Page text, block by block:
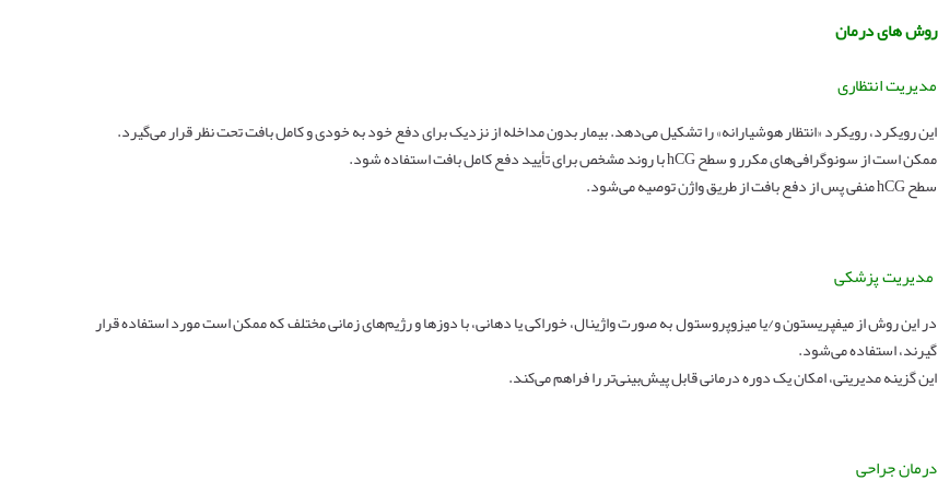
روش های درمان
مدیریت انتظاری
این رویکرد، رویکرد «انتظار هوشیارانه» را تشکیل می‌دهد. بیمار بدون مداخله از نزدیک برای دفع خود به خودی و کامل بافت تحت نظر قرار می‌گیرد.
ممکن است از سونوگرافی‌های مکرر و سطح hCG با روند مشخص برای تأیید دفع کامل بافت استفاده شود.
سطح hCG منفی پس از دفع بافت از طریق واژن توصیه می‌شود.
مدیریت پزشکی
در این روش از میفپریستون و/یا میزوپروستول به صورت واژینال، خوراکی یا دهانی، با دوزها و رژیم‌های زمانی مختلف که ممکن است مورد استفاده قرار
گیرند، استفاده می‌شود.
این گزینه مدیریتی، امکان یک دوره درمانی قابل پیش‌بینی‌تر را فراهم می‌کند.
درمان جراحی